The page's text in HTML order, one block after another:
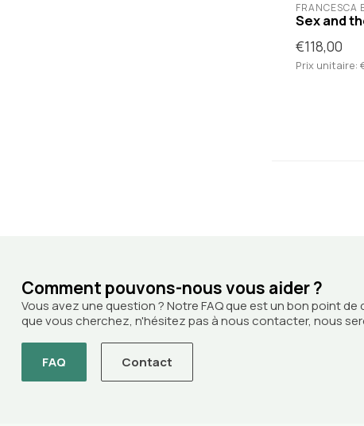
FRANCESCA
Sex and
€118,00
Prix unitaire:
Comment pouvons-nous vous aider ?
Vous avez une question ? Notre FAQ que est un bon point
que vous cherchez, n'hésitez pas à nous contacter, nous
FAQ Contact